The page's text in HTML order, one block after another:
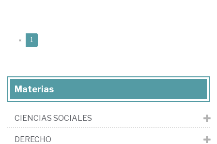
« 1
Materias
CIENCIAS SOCIALES
DERECHO